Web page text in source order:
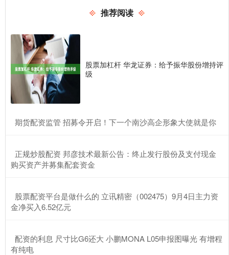
推荐阅读
股票加杠杆 华龙证券：给予振华股份增持评
级
​期货配资监管 招募令开启！下一个南沙高企形象大使就是你
​正规炒股配资 邦彦技术最新公告：终止发行股份及支付现金
购买资产并募集配套资金
​股票配资平台是做什么的 立讯精密（002475）9月4日主力资
金净买入6.52亿元
​配资的利息 尺寸比G6还大 小鹏MONA L05申报图曝光 有增程
有纯电